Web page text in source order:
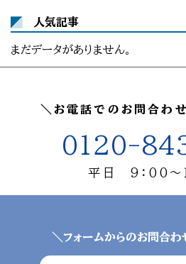
人気記事
まだデータがありません。
＼お電話でのお問合わ
0120-
平日 9：00～
＼フォームからのお問合わ